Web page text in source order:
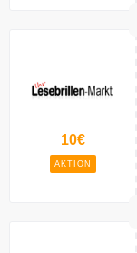
10€
AKTION